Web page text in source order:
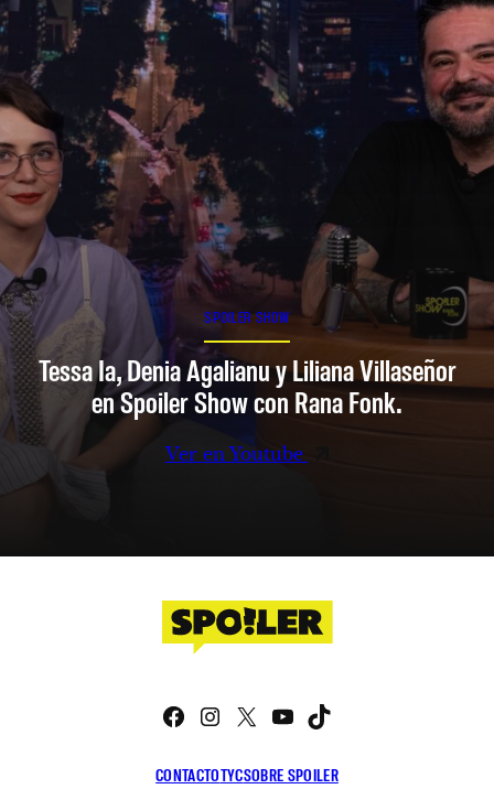
SPOILER SHOW
Tessa Ia, Denia Agalianu y Liliana Villaseñor
en Spoiler Show con Rana Fonk.
Ver en Youtube
CONTACTOTYCSOBRE SPOILER
Facebook
Instagram
X YouTube